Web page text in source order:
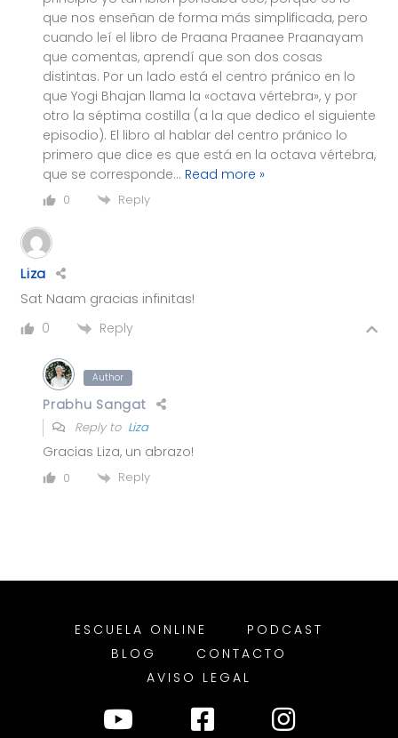
que nos enseñan de forma más simplificada, pero
cuando leí el libro de Praana Praanee Praanayam
que comentas, aprendí que son dos cosas
distintas. Por un lado está el centro pránico en lo
que Yogi Bhajan llama la «octava vértebra», y por
otro la séptima costilla (a la que dedico el siguiente
episodio). El libro al hablar del centro pránico lo
primero que dice es que está en la octava vértebra,
que se corresponde… Read more »
0 Reply
Liza
Sat Naam gracias infinitas!
0 Reply
Author
Prabhu Sangat
Reply to Liza
Gracias Liza, un abrazo!
0 Reply
ESCUELA ONLINE
PODCAST
BLOG
CONTACTO
AVISO LEGAL